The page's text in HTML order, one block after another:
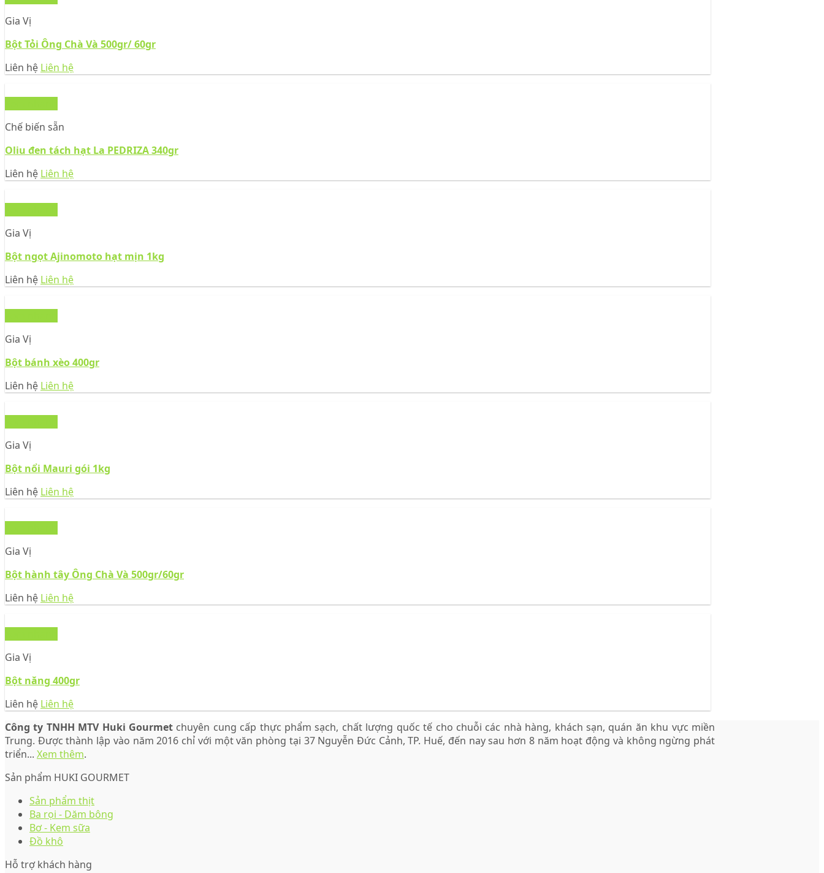
Gia Vị
Bột Tỏi Ông Chà Và 500gr/ 60gr
Liên hệ Liên hệ
Chế biến sẵn
Oliu đen tách hạt La PEDRIZA 340gr
Liên hệ Liên hệ
Gia Vị
Bột ngọt Ajinomoto hạt mịn 1kg
Liên hệ Liên hệ
Gia Vị
Bột bánh xèo 400gr
Liên hệ Liên hệ
Gia Vị
Bột nổi Mauri gói 1kg
Liên hệ Liên hệ
Gia Vị
Bột hành tây Ông Chà Và 500gr/60gr
Liên hệ Liên hệ
Gia Vị
Bột năng 400gr
Liên hệ Liên hệ
Công ty TNHH MTV Huki Gourmet chuyên cung cấp thực phẩm sạch, chất lượng quốc tế cho chuỗi các nhà hàng, khách sạn, quán ăn khu vực miền
Trung. Được thành lập vào năm 2016 chỉ với một văn phòng tại 37 Nguyễn Đức Cảnh, TP. Huế, đến nay sau hơn 8 năm hoạt động và không ngừng phát
triển... Xem thêm.
Sản phẩm HUKI GOURMET
Sản phẩm thịt
Ba rọi - Dăm bông
Bơ - Kem sữa
Đồ khô
Hỗ trợ khách hàng